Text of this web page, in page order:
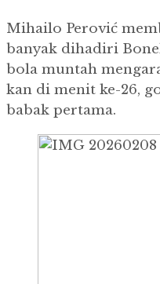
Mihailo Perović
banyak dihadiri
bola muntah
kan di menit ke-26,
babak pertama.